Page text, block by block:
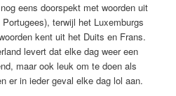
eens doorspekt met woorden uit
terwijl het Luxemburgs
kent uit het Duits en Frans.
levert dat elke dag weer een
maar ook leuk om te doen als
er in ieder geval elke dag lol aan.